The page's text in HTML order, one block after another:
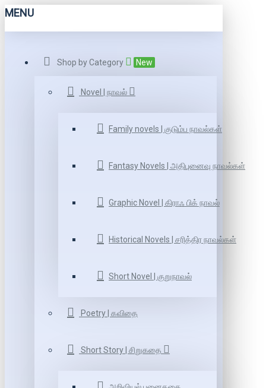
MENU
Shop by Category New
Novel | நாவல்
Family novels | குடும்ப நாவல்கள்
Fantasy Novels | அதிபுனைவு நாவல்கள்
Graphic Novel | கிராஃ பிக் நாவல்
Historical Novels | சரித்திர நாவல்கள்
Short Novel | குறுநாவல்
Poetry | கவிதை
Short Story | சிறுகதை